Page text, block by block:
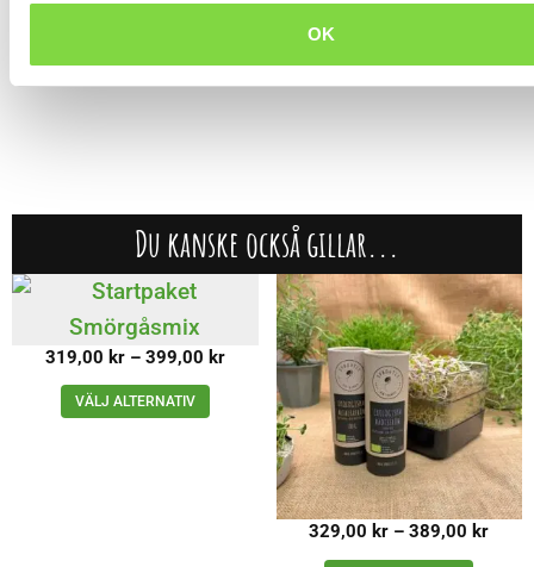
OK
Du kanske också gillar...
319,00 kr – 399,00 kr
VÄLJ ALTERNATIV
329,00 kr – 389,00 kr